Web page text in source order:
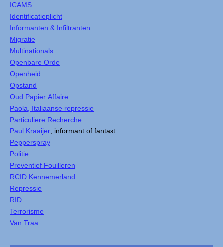
ICAMS
Identificatieplicht
Informanten & Infiltranten
Migratie
Multinationals
Openbare Orde
Openheid
Opstand
Oud Papier Affaire
Paola, Italiaanse repressie
Particuliere Recherche
Paul Kraaijer , informant of fantast
Pepperspray
Politie
Preventief Fouilleren
RCID Kennemerland
Repressie
RID
Terrorisme
Van Traa